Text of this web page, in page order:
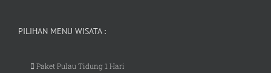
PILIHAN MENU WISATA :
Paket Pulau Tidung 1 Hari